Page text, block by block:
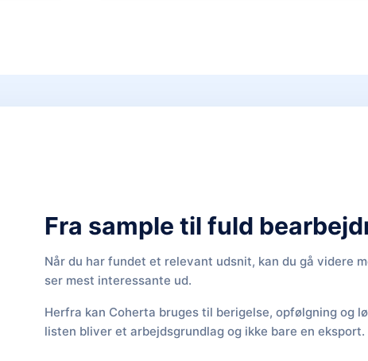
Fra sample til fuld
Når du har fundet et relevant udsnit, kan du gå videre
ser mest interessante ud.
Herfra kan Coherta bruges til berigelse, opfølgning og
listen bliver et arbejdsgrundlag og ikke bare en eksport.